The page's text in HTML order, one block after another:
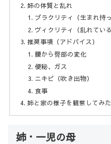
姉の体質と乱れ
プラクリティ（生まれ持
ヴィクリティ（乱れてい
推奨事項（アドバイス）
腰から臀部の変化
便秘、ガス
ニキビ（吹き出物）
食事
姉と家の様子を観察してみ
姉・一児の母